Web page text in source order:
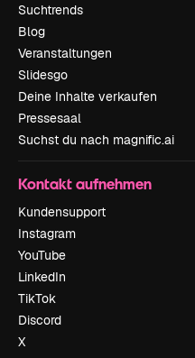
Suchtrends
Blog
Veranstaltungen
Slidesgo
Deine Inhalte verkaufen
Pressesaal
Suchst du nach magnific.ai
Kontakt aufnehmen
Kundensupport
Instagram
YouTube
LinkedIn
TikTok
Discord
X